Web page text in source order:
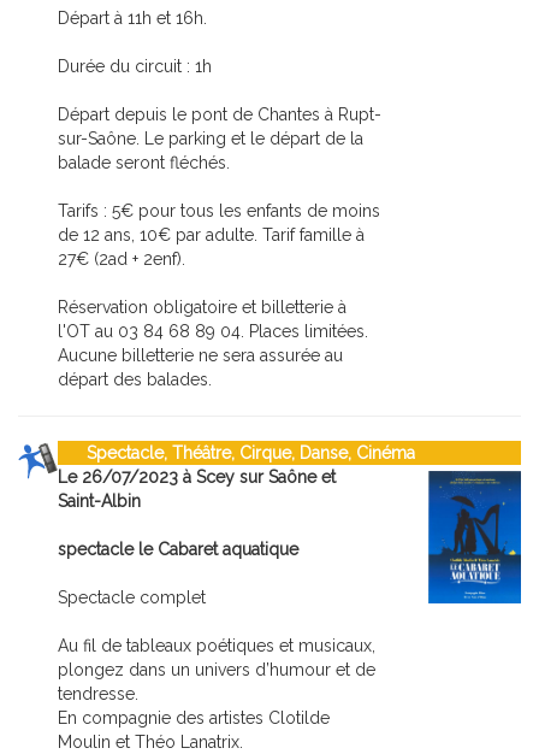
Départ à 11h et 16h.
Durée du circuit : 1h
Départ depuis le pont de Chantes à Rupt-
sur-Saône. Le parking et le départ de la
balade seront fléchés.
Tarifs : 5€ pour tous les enfants de moins
de 12 ans, 10€ par adulte. Tarif famille à
27€ (2ad + 2enf).
Réservation obligatoire et billetterie à
l'OT au 03 84 68 89 04. Places limitées.
Aucune billetterie ne sera assurée au
départ des balades.
Spectacle, Théâtre, Cirque, Danse, Cinéma
Le 26/07/2023 à Scey sur Saône et
Saint-Albin
spectacle le Cabaret aquatique
Spectacle complet
Au fil de tableaux poétiques et musicaux,
plongez dans un univers d’humour et de
tendresse.
En compagnie des artistes Clotilde
Moulin et Théo Lanatrix.